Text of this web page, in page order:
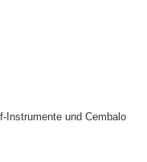
Instrumente und Cembalo